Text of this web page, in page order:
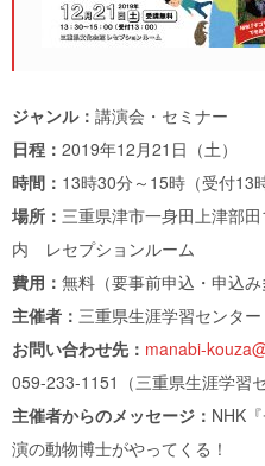
ジャンル： 講演会・セミナー
日程： 2019年12月21日（土）
時間： 13時30分～15時（受付13
場所： 三重県津市一身田上津部
内 レセプションルーム
費用： 無料（要事前申込・申込み
主催者： 三重県生涯学習センター
お問い合わせ先： manabi-
059-233-1151（三重県生涯学習セ
主催者からのメッセージ： NHK
演の動物博士がやってくる！